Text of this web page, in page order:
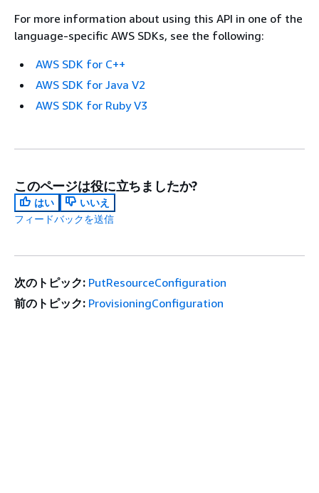
For more information about using this API in one of the
language-specific AWS SDKs, see the following:
AWS SDK for C++
AWS SDK for Java V2
AWS SDK for Ruby V3
このページは役に立ちましたか?
はい
いいえ
フィードバックを送信
次のトピック: PutResourceConfiguration
前のトピック: ProvisioningConfiguration